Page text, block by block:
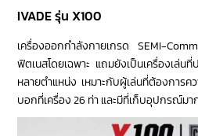
IVADE รุ่น X100
เครื่องออกกำลังกายเกรด SEMI-
ฟิตเนสโดยเฉพาะ แถมยังเป็นเครื่องเล่น
หลายตำแหน่ง เหมาะกับผู้เล่นที่ต้องการค
บอกที่เครื่อง 26 ท่า และมีที่เก็บอุปกรณ์ม